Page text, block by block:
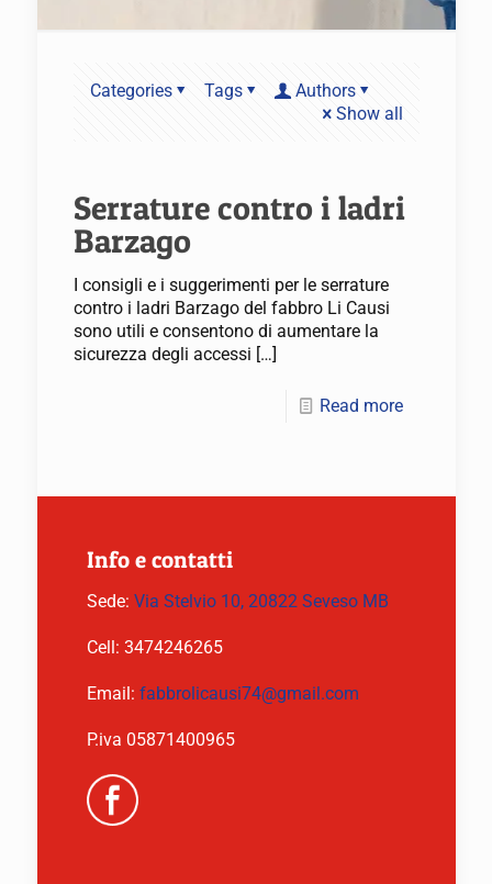
Categories Tags
Authors
Show all
Serrature contro i ladri
Barzago
I consigli e i suggerimenti per le serrature
contro i ladri Barzago del fabbro Li Causi
sono utili e consentono di aumentare la
sicurezza degli accessi […]
Read more
Info e contatti
Sede: Via Stelvio 10, 20822 Seveso MB
Cell: 3474246265
Email: fabbrolicausi74@gmail.com
P.iva 05871400965